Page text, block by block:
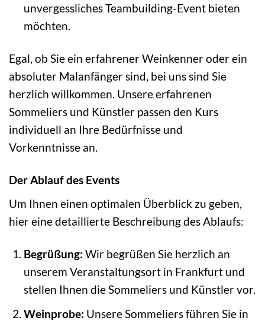
unvergessliches Teambuilding-Event bieten
möchten.
Egal, ob Sie ein erfahrener Weinkenner oder ein
absoluter Malanfänger sind, bei uns sind Sie
herzlich willkommen. Unsere erfahrenen
Sommeliers und Künstler passen den Kurs
individuell an Ihre Bedürfnisse und
Vorkenntnisse an.
Der Ablauf des Events
Um Ihnen einen optimalen Überblick zu geben,
hier eine detaillierte Beschreibung des Ablaufs:
Begrüßung: Wir begrüßen Sie herzlich an
unserem Veranstaltungsort in Frankfurt und
stellen Ihnen die Sommeliers und Künstler vor.
Weinprobe: Unsere Sommeliers führen Sie in